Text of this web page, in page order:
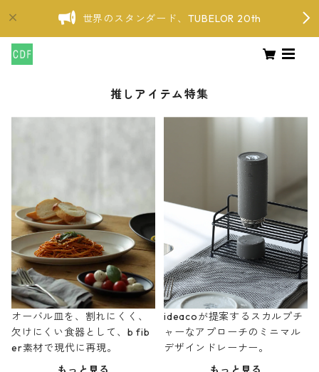
世界のスタンダード、TUBELOR 20th
推しアイテム特集
オーバル皿を、割れにくく、
欠けにくい食器として、b fib
er素材で現代に再現。
ideacoが提案するスカルプチ
ャーなアプローチのミニマル
デザインドレーナー。